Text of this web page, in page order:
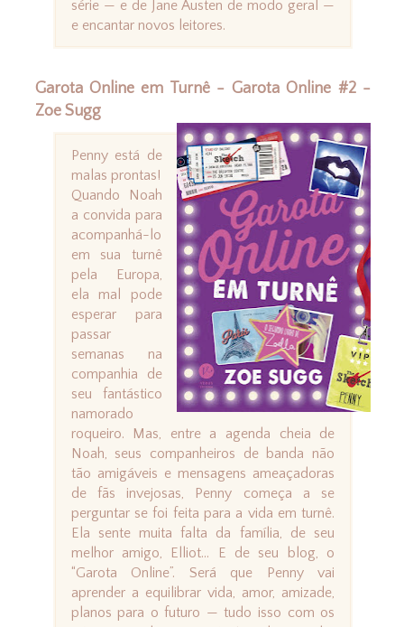
série — e de Jane Austen de modo geral —
e encantar novos leitores.
Garota Online em Turnê - Garota Online #2 -
Zoe Sugg
Penny está de
malas prontas!
Quando Noah
a convida para
acompanhá-lo
em sua turnê
pela Europa,
ela mal pode
esperar para
passar
semanas na
companhia de
seu fantástico
namorado
roqueiro. Mas, entre a agenda cheia de
Noah, seus companheiros de banda não
tão amigáveis e mensagens ameaçadoras
de fãs invejosas, Penny começa a se
perguntar se foi feita para a vida em turnê.
Ela sente muita falta da família, de seu
melhor amigo, Elliot... E de seu blog, o
“Garota Online”. Será que Penny vai
aprender a equilibrar vida, amor, amizade,
planos para o futuro — tudo isso com os